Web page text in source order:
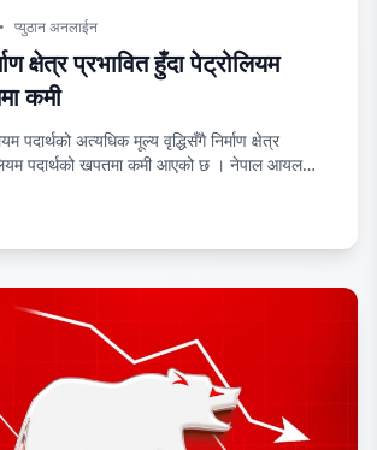
• प्युठान अनलाईन
क्षेत्र प्रभावित हुँदा पेट्रोलियम
कमी
पदार्थको अत्यधिक मूल्य वृद्धिसँगै निर्माण क्षेत्र
पदार्थको खपतमा कमी आएको छ । नेपाल आयल
आएको हो । कार्यालयले विगतमा दैनिक औसतमा ५